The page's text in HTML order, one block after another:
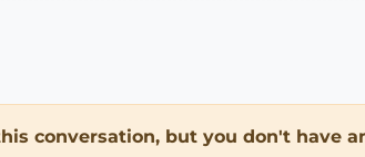
conversation, but you don't have